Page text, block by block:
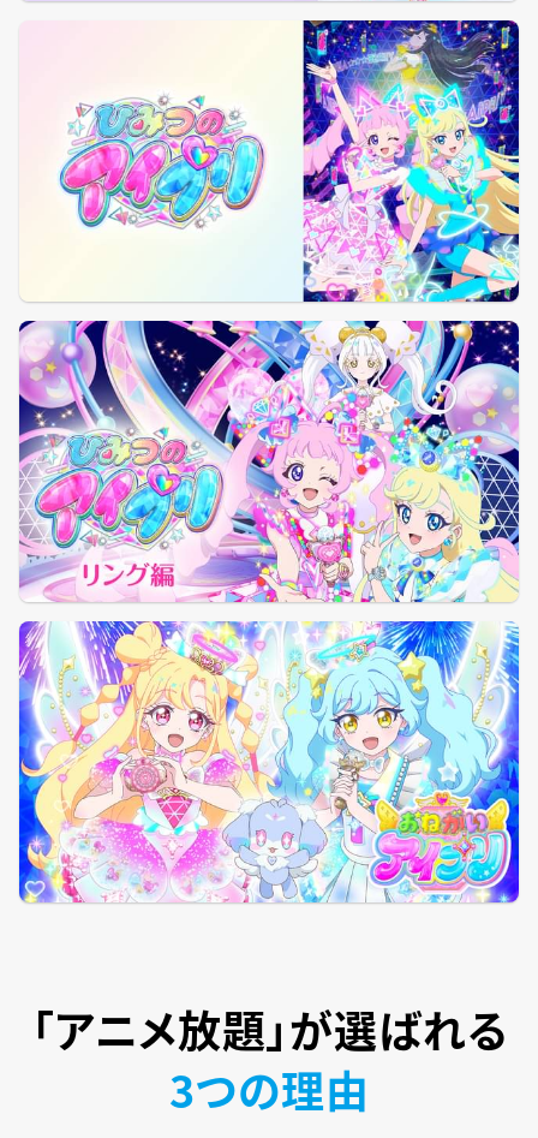
「アニメ放題」が選ばれる
3つの理由